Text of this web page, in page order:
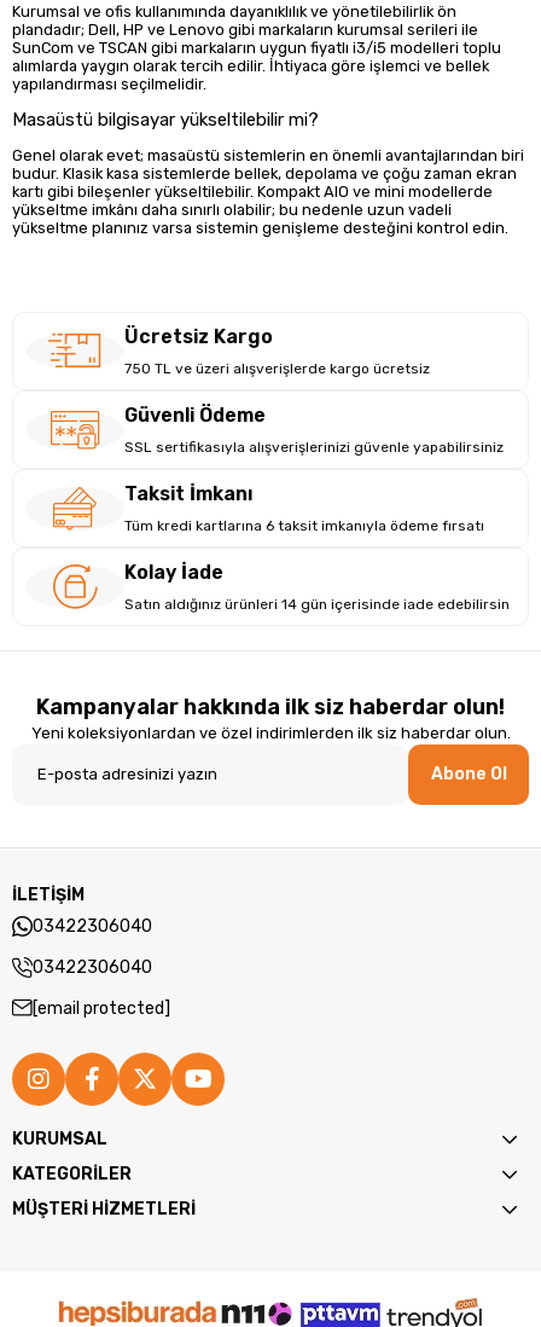
Kurumsal ve ofis kullanımında dayanıklılık ve yönetilebilirlik ön
plandadır; Dell, HP ve Lenovo gibi markaların kurumsal serileri ile
SunCom ve TSCAN gibi markaların uygun fiyatlı i3/i5 modelleri toplu
alımlarda yaygın olarak tercih edilir. İhtiyaca göre işlemci ve bellek
yapılandırması seçilmelidir.
Masaüstü bilgisayar yükseltilebilir mi?
Genel olarak evet; masaüstü sistemlerin en önemli avantajlarından biri
budur. Klasik kasa sistemlerde bellek, depolama ve çoğu zaman ekran
kartı gibi bileşenler yükseltilebilir. Kompakt AIO ve mini modellerde
yükseltme imkânı daha sınırlı olabilir; bu nedenle uzun vadeli
yükseltme planınız varsa sistemin genişleme desteğini kontrol edin.
Ücretsiz Kargo
750 TL ve üzeri alışverişlerde kargo ücretsiz
Güvenli Ödeme
SSL sertifikasıyla alışverişlerinizi güvenle yapabilirsiniz
Taksit İmkanı
Tüm kredi kartlarına 6 taksit imkanıyla ödeme fırsatı
Kolay İade
Satın aldığınız ürünleri 14 gün içerisinde iade edebilirsin
Kampanyalar hakkında ilk siz haberdar olun!
Yeni koleksiyonlardan ve özel indirimlerden ilk siz haberdar olun.
Abone Ol
İLETİŞİM
03422306040
03422306040
[email protected]
KURUMSAL
KATEGORİLER
MÜŞTERİ HİZMETLERİ